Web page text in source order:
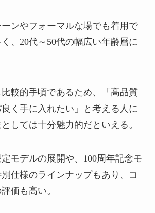
ンやフォーマルな場でも着用で
、20代～50代の幅広い年齢層に
較的手頃であるため、「高品質
く手に入れたい」と考える人に
しては十分魅力的だといえる。
モデルの展開や、100周年記念モ
仕様のラインナップもあり、コ
価も高い。